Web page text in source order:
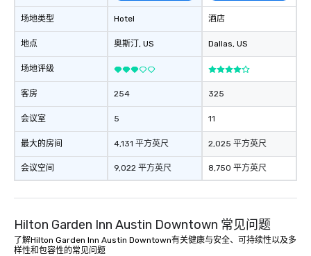
场地类型
地点
场地评级
客房
会议室
最大的房间
会议空间
Hotel
奥斯汀 , US
254
5
4,131 平方英尺
9,022 平方英尺
酒店
Dallas, US
325
11
2,025 平方英尺
8,750 平方英尺
Hilton Garden Inn Austin Downtown 常见问题
了解Hilton Garden Inn Austin Downtown有关健康与安全、可持续性以及多
样性和包容性的常见问题